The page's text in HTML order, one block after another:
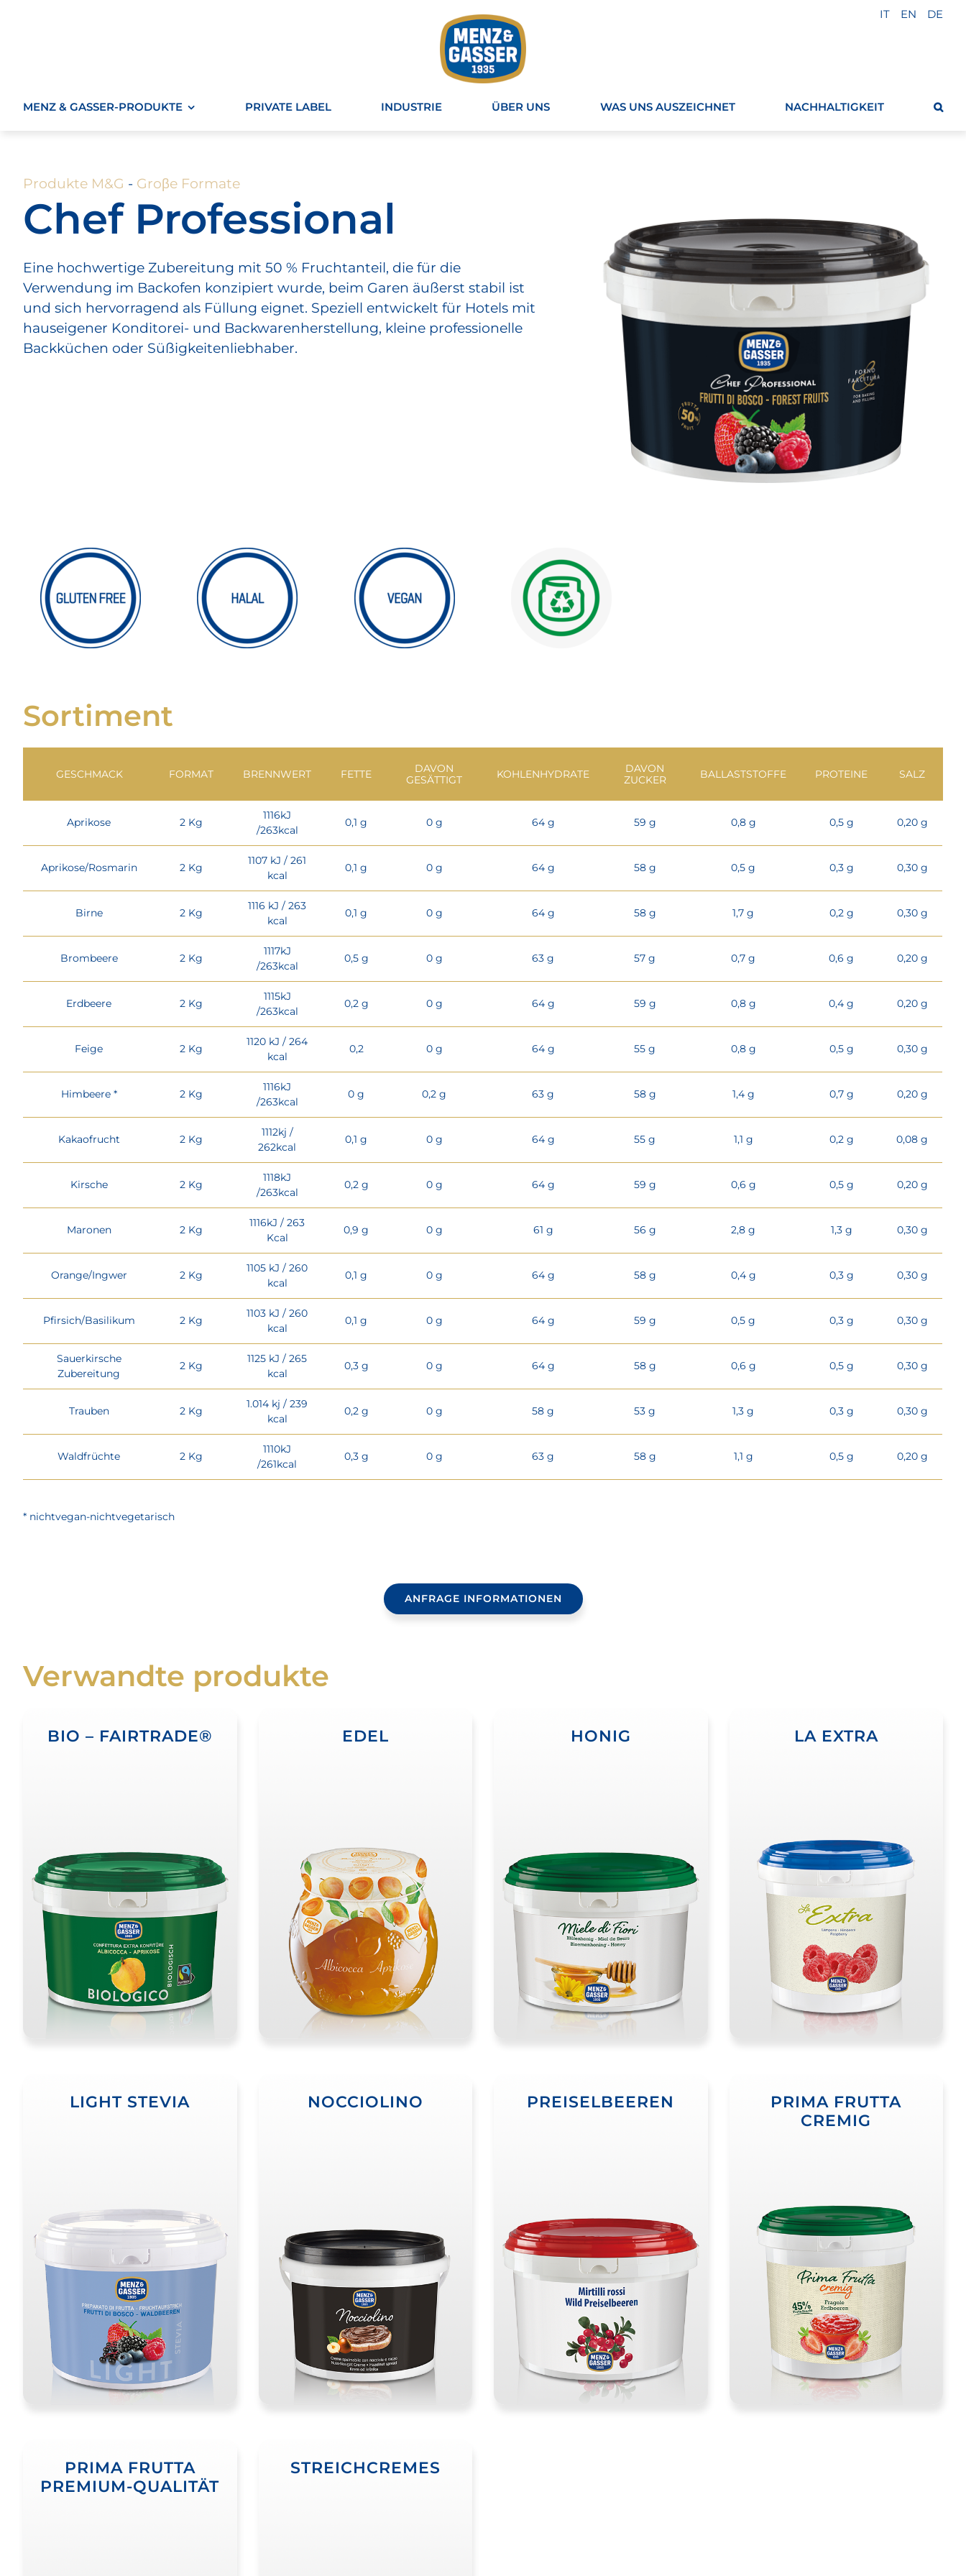
IT EN DE
MENZ & GASSER-PRODUKTE PRIVATE LABEL INDUSTRIE ÜBER UNS WAS UNS AUSZEICHNET NACHHALTIGKEIT
Produkte M&G - Groβe Formate
Chef Professional
Eine hochwertige Zubereitung mit 50 % Fruchtanteil, die für die
Verwendung im Backofen konzipiert wurde, beim Garen äußerst stabil ist
und sich hervorragend als Füllung eignet. Speziell entwickelt für Hotels mit
hauseigener Konditorei- und Backwarenherstellung, kleine professionelle
Backküchen oder Süßigkeitenliebhaber.
Sortiment
GESCHMACK FORMAT BRENNWERT FETTE
DAVON
GESÄTTIGT
KOHLENHYDRATE
DAVON
ZUCKER
BALLASTSTOFFE PROTEINE SALZ
Aprikose 2 Kg
1116kJ
/263kcal
0,1 g 0 g 64 g 59 g 0,8 g 0,5 g 0,20 g
Aprikose/Rosmarin 2 Kg
1107 kJ / 261
kcal
0,1 g 0 g 64 g 58 g 0,5 g 0,3 g 0,30 g
Birne 2 Kg
1116 kJ / 263
kcal
0,1 g 0 g 64 g 58 g 1,7 g 0,2 g 0,30 g
Brombeere 2 Kg
1117kJ
/263kcal
0,5 g 0 g 63 g 57 g 0,7 g 0,6 g 0,20 g
Erdbeere 2 Kg
1115kJ
/263kcal
0,2 g 0 g 64 g 59 g 0,8 g 0,4 g 0,20 g
Feige 2 Kg
1120 kJ / 264
kcal
0,2 0 g 64 g 55 g 0,8 g 0,5 g 0,30 g
Himbeere * 2 Kg
1116kJ
/263kcal
0 g 0,2 g 63 g 58 g 1,4 g 0,7 g 0,20 g
Kakaofrucht 2 Kg
1112kj /
262kcal
0,1 g 0 g 64 g 55 g 1,1 g 0,2 g 0,08 g
Kirsche 2 Kg
1118kJ
/263kcal
0,2 g 0 g 64 g 59 g 0,6 g 0,5 g 0,20 g
Maronen 2 Kg
1116kJ / 263
Kcal
0,9 g 0 g 61 g 56 g 2,8 g 1,3 g 0,30 g
Orange/Ingwer 2 Kg
1105 kJ / 260
kcal
0,1 g 0 g 64 g 58 g 0,4 g 0,3 g 0,30 g
Pfirsich/Basilikum 2 Kg
1103 kJ / 260
kcal
0,1 g 0 g 64 g 59 g 0,5 g 0,3 g 0,30 g
Sauerkirsche
Zubereitung
2 Kg
1125 kJ / 265
kcal
0,3 g 0 g 64 g 58 g 0,6 g 0,5 g 0,30 g
Trauben 2 Kg
1.014 kj / 239
kcal
0,2 g 0 g 58 g 53 g 1,3 g 0,3 g 0,30 g
Waldfrüchte 2 Kg
1110kJ
/261kcal
0,3 g 0 g 63 g 58 g 1,1 g 0,5 g 0,20 g
* nichtvegan-nichtvegetarisch
ANFRAGE INFORMATIONEN
Verwandte produkte
BIO – FAIRTRADE® EDEL HONIG LA EXTRA
LIGHT STEVIA NOCCIOLINO PREISELBEEREN
PRIMA FRUTTA
CREMIG
PRIMA FRUTTA
PREMIUM-QUALITÄT
STREICHCREMES